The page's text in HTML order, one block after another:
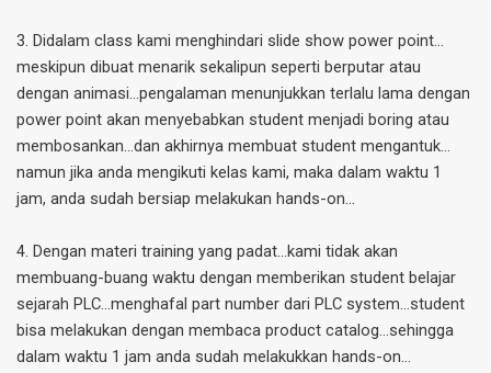
3. Didalam class kami menghindari slide show power point…
meskipun dibuat menarik sekalipun seperti berputar atau
dengan animasi…pengalaman menunjukkan terlalu lama dengan
power point akan menyebabkan student menjadi boring atau
membosankan…dan akhirnya membuat student mengantuk…
namun jika anda mengikuti kelas kami, maka dalam waktu 1
jam, anda sudah bersiap melakukan hands-on...
4. Dengan materi training yang padat...kami tidak akan
membuang-buang waktu dengan memberikan student belajar
sejarah PLC...menghafal part number dari PLC system…student
bisa melakukan dengan membaca product catalog…sehingga
dalam waktu 1 jam anda sudah melakukkan hands-on...